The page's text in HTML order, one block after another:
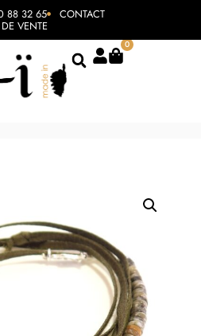
88 32 65 CONTACT
VENTE
0